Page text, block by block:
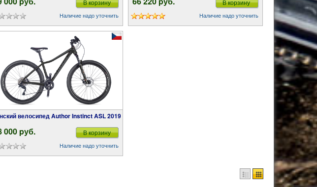
В корзину
Наличие надо уточнить
В корзину
Наличие надо уточнить
велосипед Author Instinct ASL 2019
000 pуб. В корзину
Наличие надо уточнить